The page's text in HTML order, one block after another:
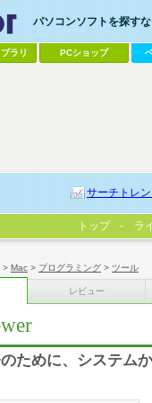
> Mac > プログラミング > ツール
レビュー
ために、システム
パソコンソフトを探す
ラリ PCショップ
サーチトレ
トップ ラ